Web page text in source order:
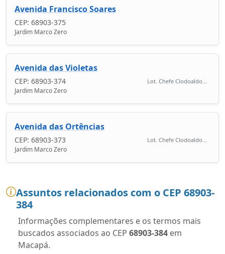
Avenida Francisco Soares
CEP: 68903-375
Jardim Marco Zero
Avenida das Violetas
CEP: 68903-374 Lot. Chefe Clodoaldo...
Jardim Marco Zero
Avenida das Ortências
CEP: 68903-373 Lot. Chefe Clodoaldo...
Jardim Marco Zero
Assuntos relacionados com o CEP 68903-
384
Informações complementares e os termos mais
buscados associados ao CEP 68903-384 em
Macapá.